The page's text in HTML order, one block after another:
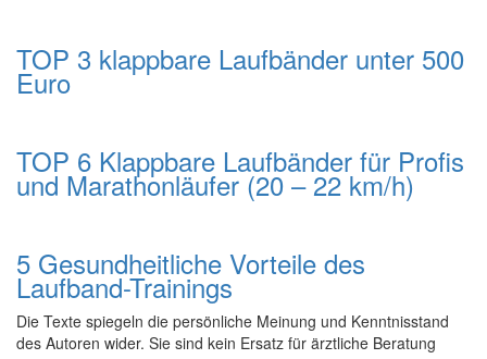
TOP 3 klappbare Laufbänder unter 500
Euro
TOP 6 Klappbare Laufbänder für Profis
und Marathonläufer (20 – 22 km/h)
5 Gesundheitliche Vorteile des
Laufband-Trainings
Die Texte spiegeln die persönliche Meinung und Kenntnisstand
des Autoren wider. Sie sind kein Ersatz für ärztliche Beratung